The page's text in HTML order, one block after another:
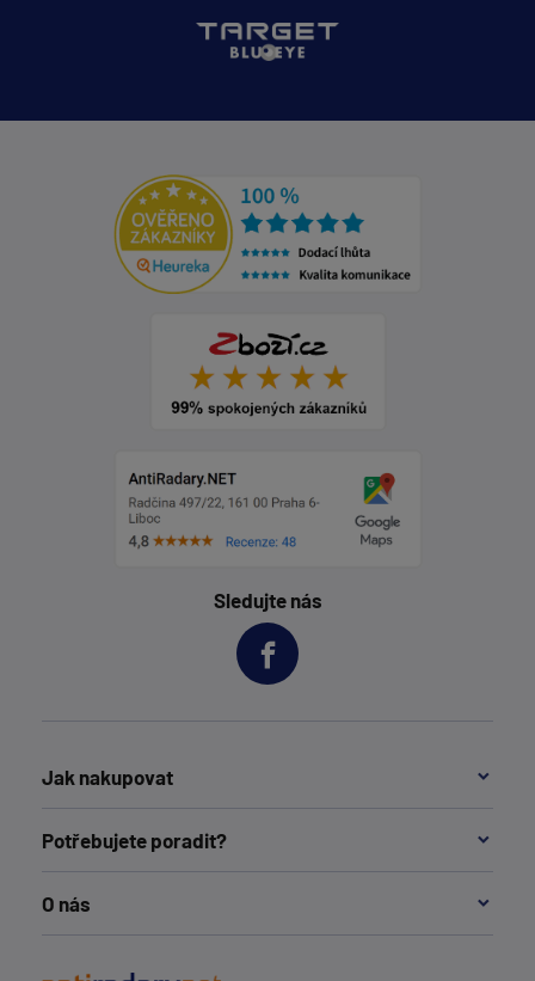
Sledujte nás
Jak nakupovat
Potřebujete poradit?
O nás